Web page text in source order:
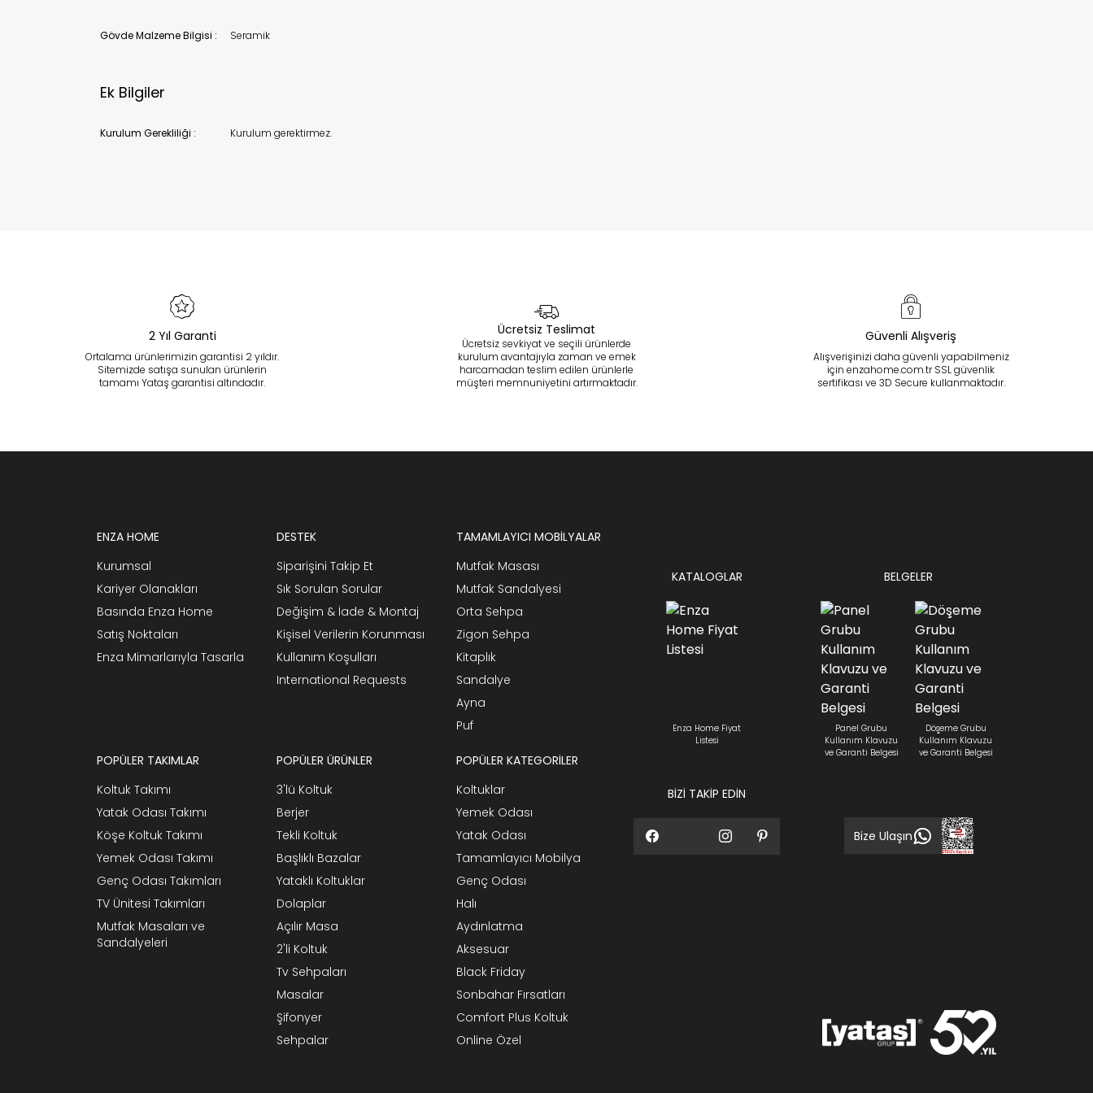
Gövde Malzeme Bilgisi : Seramik
Ek Bilgiler
Kurulum Gerekliliği : Kurulum gerektirmez.
2 Yıl Garanti
Ortalama ürünlerimizin garantisi 2 yıldır.
Sitemizde satışa sunulan ürünlerin
tamamı Yataş garantisi altındadır.
Ücretsiz Teslimat
Ücretsiz sevkiyat ve seçili ürünlerde
kurulum avantajıyla zaman ve emek
harcamadan teslim edilen ürünlerle
müşteri memnuniyetini artırmaktadır.
Güvenli Alışveriş
Alışverişinizi daha güvenli yapabilmeniz
için enzahome.com.tr SSL güvenlik
sertifikası ve 3D Secure kullanmaktadır.
ENZA HOME
Kurumsal
Kariyer Olanakları
Basında Enza Home
Satış Noktaları
Enza Mimarlarıyla Tasarla
DESTEK
Siparişini Takip Et
Sık Sorulan Sorular
Değişim & İade & Montaj
Kişisel Verilerin Korunması
Kullanım Koşulları
International Requests
TAMAMLAYICI MOBİLYALAR
Mutfak Masası
Mutfak Sandalyesi
Orta Sehpa
Zigon Sehpa
Kitaplık
Sandalye
Ayna
Puf
POPÜLER TAKIMLAR
Koltuk Takımı
Yatak Odası Takımı
Köşe Koltuk Takımı
Yemek Odası Takımı
Genç Odası Takımları
TV Ünitesi Takımları
Mutfak Masaları ve
Sandalyeleri
POPÜLER ÜRÜNLER
3'lü Koltuk
Berjer
Tekli Koltuk
Başlıklı Bazalar
Yataklı Koltuklar
Dolaplar
Açılır Masa
2'li Koltuk
Tv Sehpaları
Masalar
Şifonyer
Sehpalar
POPÜLER KATEGORİLER
Koltuklar
Yemek Odası
Yatak Odası
Tamamlayıcı Mobilya
Genç Odası
Halı
Aydınlatma
Aksesuar
Black Friday
Sonbahar Fırsatları
Comfort Plus Koltuk
Online Özel
KATALOGLAR
Enza Home Fiyat
Listesi
BİZİ TAKİP EDİN
BELGELER
Panel Grubu
Kullanım Klavuzu
ve Garanti Belgesi
Döşeme Grubu
Kullanım Klavuzu
ve Garanti Belgesi
Bize Ulaşın